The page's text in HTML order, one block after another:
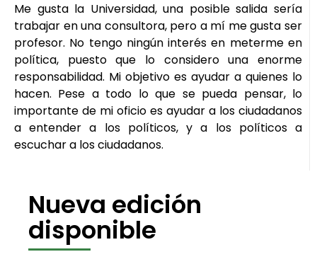
Me gusta la Universidad, una posible salida sería
trabajar en una consultora, pero a mí me gusta ser
profesor. No tengo ningún interés en meterme en
política, puesto que lo considero una enorme
responsabilidad. Mi objetivo es ayudar a quienes lo
hacen. Pese a todo lo que se pueda pensar, lo
importante de mi oficio es ayudar a los ciudadanos
a entender a los políticos, y a los políticos a
escuchar a los ciudadanos.
Nueva edición
disponible